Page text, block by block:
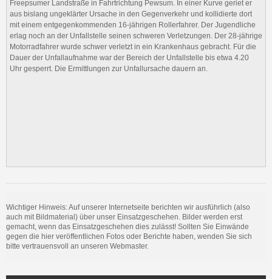
Freepsumer Landstraße in Fahrtrichtung Pewsum. In einer Kurve geriet er
aus bislang ungeklärter Ursache in den Gegenverkehr und kollidierte dort
mit einem entgegenkommenden 16-jährigen Rollerfahrer. Der Jugendliche
erlag noch an der Unfallstelle seinen schweren Verletzungen. Der 28-jährige
Motorradfahrer wurde schwer verletzt in ein Krankenhaus gebracht. Für die
Dauer der Unfallaufnahme war der Bereich der Unfallstelle bis etwa 4.20
Uhr gesperrt. Die Ermittlungen zur Unfallursache dauern an.
Wichtiger Hinweis: Auf unserer Internetseite berichten wir ausführlich (also
auch mit Bildmaterial) über unser Einsatzgeschehen. Bilder werden erst
gemacht, wenn das Einsatzgeschehen dies zulässt! Sollten Sie Einwände
gegen die hier veröffentlichen Fotos oder Berichte haben, wenden Sie sich
bitte vertrauensvoll an unseren Webmaster.